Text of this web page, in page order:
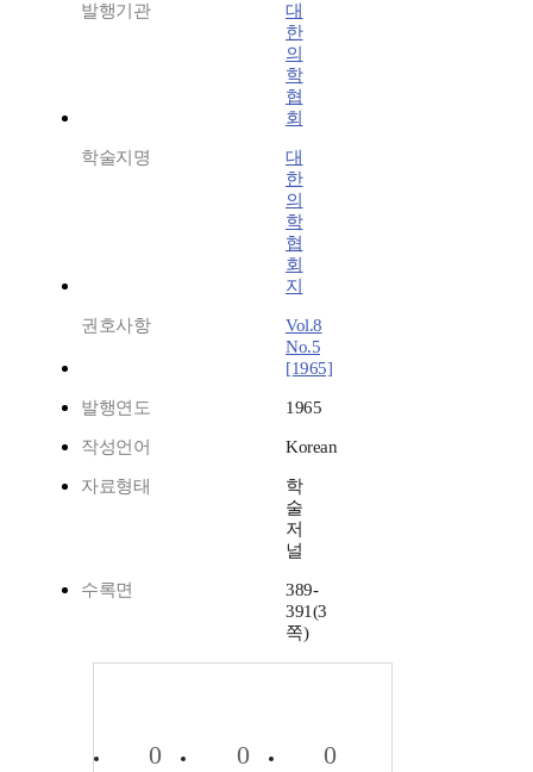
발행기관
대
한
의
학
협
회
학술지명
대
한
의
학
협
회
지
권호사항
Vol.8
No.5
[1965]
발행연도 1965
작성언어 Korean
자료형태
학
술
저
널
수록면
389-
391(3
쪽)
0 0 0